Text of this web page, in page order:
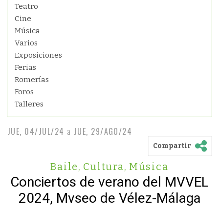
Teatro
Cine
Música
Varios
Exposiciones
Ferias
Romerías
Foros
Talleres
JUE, 04/JUL/24 a JUE, 29/AGO/24
Compartir
Baile, Cultura, Música
Conciertos de verano del MVVEL
2024, Mvseo de Vélez-Málaga